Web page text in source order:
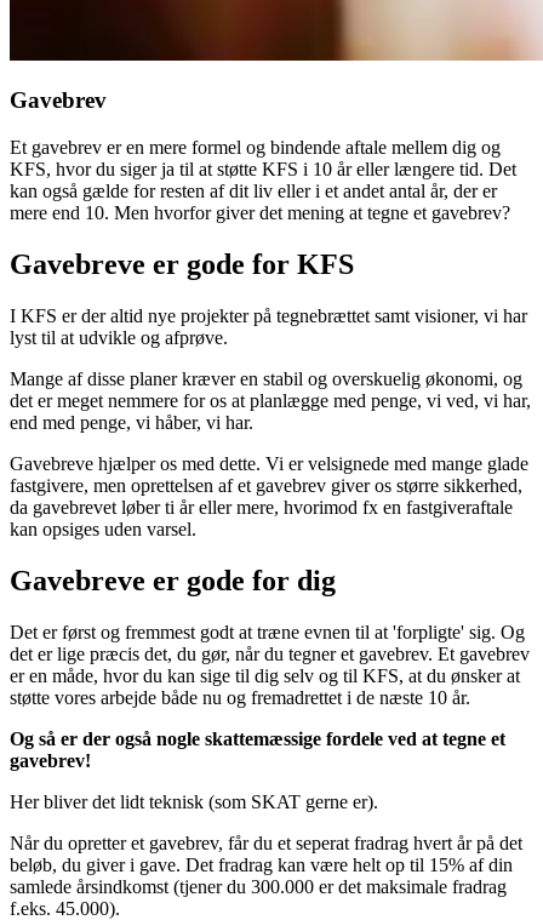
Gavebrev
Et gavebrev er en mere formel og bindende aftale mellem dig og
KFS, hvor du siger ja til at støtte KFS i 10 år eller længere tid. Det
kan også gælde for resten af dit liv eller i et andet antal år, der er
mere end 10. Men hvorfor giver det mening at tegne et gavebrev?
Gavebreve er gode for KFS
I KFS er der altid nye projekter på tegnebrættet samt visioner, vi har
lyst til at udvikle og afprøve.
Mange af disse planer kræver en stabil og overskuelig økonomi, og
det er meget nemmere for os at planlægge med penge, vi ved, vi har,
end med penge, vi håber, vi har.
Gavebreve hjælper os med dette. Vi er velsignede med mange glade
fastgivere, men oprettelsen af et gavebrev giver os større sikkerhed,
da gavebrevet løber ti år eller mere, hvorimod fx en fastgiveraftale
kan opsiges uden varsel.
Gavebreve er gode for dig
Det er først og fremmest godt at træne evnen til at 'forpligte' sig. Og
det er lige præcis det, du gør, når du tegner et gavebrev. Et gavebrev
er en måde, hvor du kan sige til dig selv og til KFS, at du ønsker at
støtte vores arbejde både nu og fremadrettet i de næste 10 år.
Og så er der også nogle skattemæssige fordele ved at tegne et
gavebrev!
Her bliver det lidt teknisk (som SKAT gerne er).
Når du opretter et gavebrev, får du et seperat fradrag hvert år på det
beløb, du giver i gave. Det fradrag kan være helt op til 15% af din
samlede årsindkomst (tjener du 300.000 er det maksimale fradrag
f.eks. 45.000).